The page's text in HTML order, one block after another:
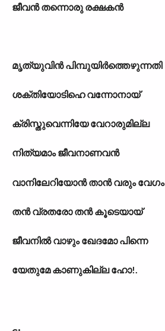
ജീവൻ തന്നൊരു രക്ഷകൻ
മൃത്യുവിൻ പിമ്പുയിർത്തെഴുന്നതി
ശക്തിയോടിഹെ വന്നോനായ്
ക്രിസ്തുവെന്നിയേ വേറാരുമില്ല
നിത്യമാം ജീവനാണവൻ
വാനിലേറിയോൻ താൻ വരും വേഗം
തൻ വ്രതരോ തൻ കൂടെയായ്
ജീവനിൽ വാഴും ഖേദമോ പിന്നെ
യേതുമേ കാണുകില്ല ഹോ!.